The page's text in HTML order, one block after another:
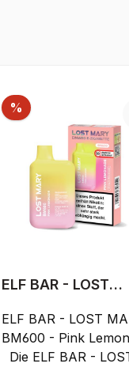
% Rabatt
ELF BAR - LOST
Lemonade
ELF BAR - LOST
BM600 - Pink